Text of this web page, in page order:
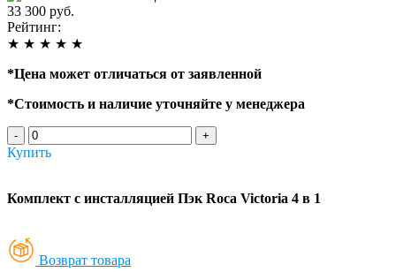
33 300 руб.
Рейтинг:
★ ★ ★ ★ ★
*Цена может отличаться от заявленной
*Стоимость и наличие уточняйте у менеджера
- +
Купить
Комплект с инсталляцией Пэк Roca Victoria 4 в 1
Возврат товара